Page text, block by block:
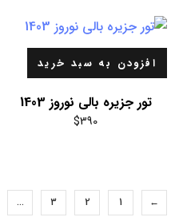
افزودن به سبد خرید
تور جزیره بالی نوروز 1403
$390
←
1
2
3
…